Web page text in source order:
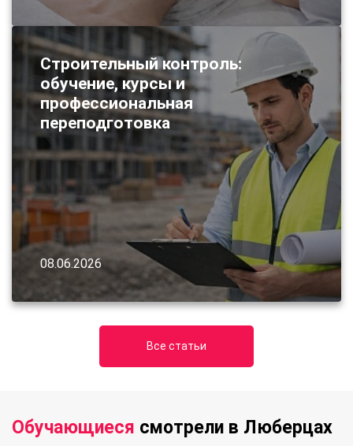
Строительный контроль:
обучение, курсы и
профессиональная
переподготовка
08.06.2026
Все статьи
Обучающиеся смотрели в Люберцах